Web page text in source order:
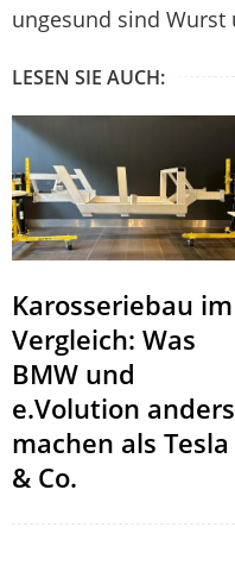
ungesund sind Wurst
LESEN SIE AUCH:
Karosseriebau im
Vergleich: Was
BMW und
e.Volution anders
machen als Tesla
& Co.